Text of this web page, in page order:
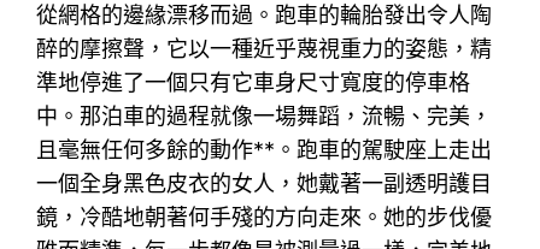
從網格的邊緣漂移而過。跑車的輪胎發出令人陶
醉的摩擦聲，它以一種近乎蔑視重力的姿態，精
準地停進了一個只有它車身尺寸寬度的停車格
中。那泊車的過程就像一場舞蹈，流暢、完美，
且毫無任何多餘的動作**。跑車的駕駛座上走出
一個全身黑色皮衣的女人，她戴著一副透明護目
鏡，冷酷地朝著何手殘的方向走來。她的步伐優